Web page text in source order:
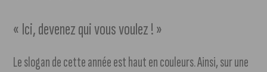
« Ici, devenez qui vous voulez ! »
Le slogan de cette année est haut en couleurs. Ainsi, sur une